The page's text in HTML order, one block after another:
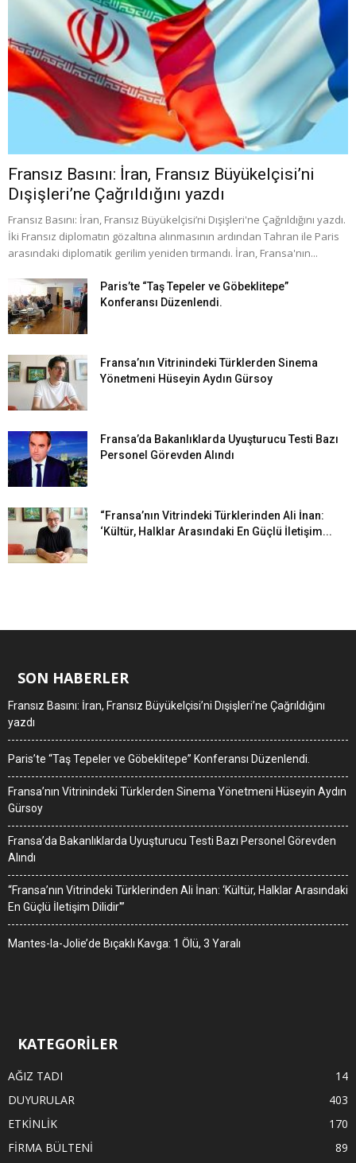
Fransız Basını: İran, Fransız Büyükelçisi’ni
Dışişleri’ne Çağrıldığını yazdı
Fransız Basını: İran, Fransız Büyükelçisi’ni Dışişleri'ne Çağrıldığını yazdı.
İki Fransız diplomatın gözaltına alınmasının ardından Tahran ile Paris
arasındaki diplomatik gerilim yeniden tırmandı. İran, Fransa'nın...
Paris’te “Taş Tepeler ve Göbeklitepe”
Konferansı Düzenlendi.
Fransa’nın Vitrinindeki Türklerden Sinema
Yönetmeni Hüseyin Aydın Gürsoy
Fransa’da Bakanlıklarda Uyuşturucu Testi Bazı
Personel Görevden Alındı
“Fransa’nın Vitrindeki Türklerinden Ali İnan:
‘Kültür, Halklar Arasındaki En Güçlü İletişim...
SON HABERLER
Fransız Basını: İran, Fransız Büyükelçisi’ni Dışişleri’ne Çağrıldığını
yazdı
Paris’te “Taş Tepeler ve Göbeklitepe” Konferansı Düzenlendi.
Fransa’nın Vitrinindeki Türklerden Sinema Yönetmeni Hüseyin Aydın
Gürsoy
Fransa’da Bakanlıklarda Uyuşturucu Testi Bazı Personel Görevden
Alındı
“Fransa’nın Vitrindeki Türklerinden Ali İnan: ‘Kültür, Halklar Arasındaki
En Güçlü İletişim Dilidir'”
Mantes-la-Jolie’de Bıçaklı Kavga: 1 Ölü, 3 Yaralı
KATEGORİLER
AĞIZ TADI
14
DUYURULAR
403
ETKİNLİK
170
FİRMA BÜLTENİ
89